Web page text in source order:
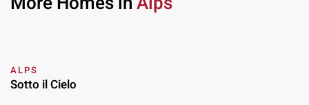
ALPS
Sotto il Cielo